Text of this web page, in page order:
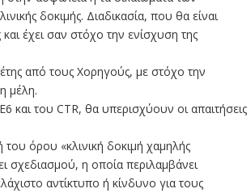
δοκιμής. Διαδικασία, που θα είναι
έχει σαν στόχο την ενίσχυση της
από τους Χορηγούς, με στόχο την
μέλη.
και του CTR, θα υπερισχύουν οι απαιτήσεις
όρου «κλινική δοκιμή χαμηλής
σχεδιασμού, η οποία περιλαμβάνει
αντίκτυπο ή κίνδυνο για τους